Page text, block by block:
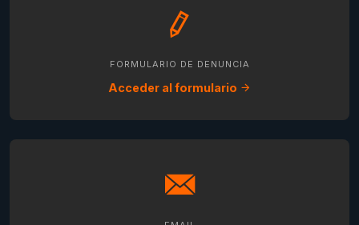
FORMULARIO DE DENUNCIA
Acceder al formulario